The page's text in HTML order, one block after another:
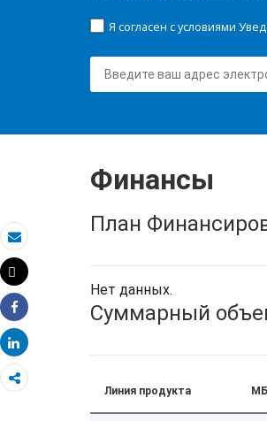
Электронная почта
Распечатать
Tweet
Share
Share
Я согласен с условиями
Финансы
План
Нет данных.
Суммарный
Линия продукта